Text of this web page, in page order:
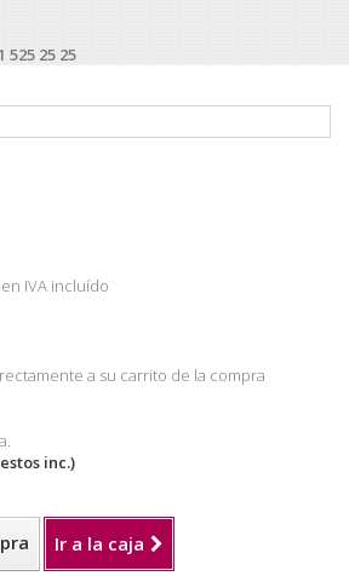
525 25 25
IVA incluído
a su carrito de la compra
inc.)
Ir a la caja